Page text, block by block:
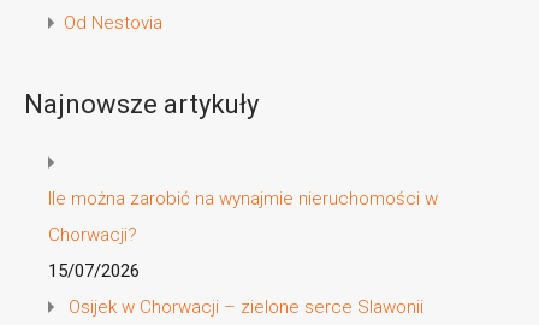
Od Nestovia
Najnowsze artykuły
Ile można zarobić na wynajmie nieruchomości w
Chorwacji?
15/07/2026
Osijek w Chorwacji – zielone serce Slawonii